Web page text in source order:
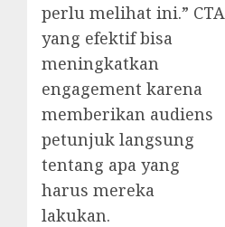
perlu melihat ini.” CTA
yang efektif bisa
meningkatkan
engagement karena
memberikan audiens
petunjuk langsung
tentang apa yang
harus mereka
lakukan.